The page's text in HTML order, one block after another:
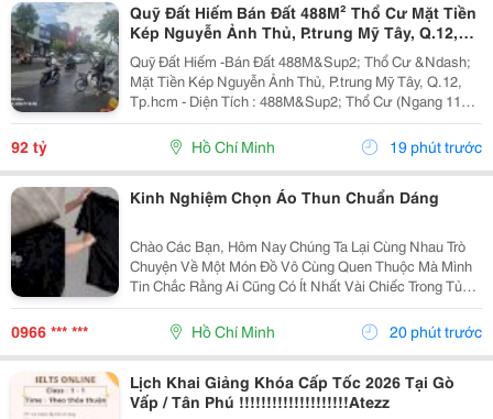
Quỹ Đất Hiếm Bán Đất 488M² Thổ Cư Mặt Tiền
Kép Nguyễn Ảnh Thủ, P.trung Mỹ Tây, Q.12,
Tp.hcm
Quỹ Đất Hiếm -Bán Đất 488M&Sup2; Thổ Cư &Ndash;
Mặt Tiền Kép Nguyễn Ảnh Thủ, P.trung Mỹ Tây, Q.12,
Tp.hcm - Diện Tích : 488M&Sup2; Thổ Cư (Ngang 11M
X 45M) - Giá Bán : 92 Tỷ (Thương Lượng) Mặt Tiền Kép
Nguyễn Ảnh Thủ, Mặt Sau Thông Ra Đường...
92 tỷ Hồ Chí Minh 19 phút trước
Kinh Nghiệm Chọn Áo Thun Chuẩn Dáng
Chào Các Bạn, Hôm Nay Chúng Ta Lại Cùng Nhau Trò
Chuyện Về Một Món Đồ Vô Cùng Quen Thuộc Mà Mình
Tin Chắc Rằng Ai Cũng Có Ít Nhất Vài Chiếc Trong Tủ
Quần Áo. Đó Chính Là Chiếc Áo Thun. Mặc Dù Là Một
Trang Phục Cơ Bản, Dễ Mặc Và Dễ Phối Đồ, Nhưng
0966 *** *** Hồ Chí Minh 20 phút trước
Lịch Khai Giảng Khóa Cấp Tốc 2026 Tại Gò
Vấp / Tân Phú !!!!!!!!!!!!!!!!!!!!Atezz